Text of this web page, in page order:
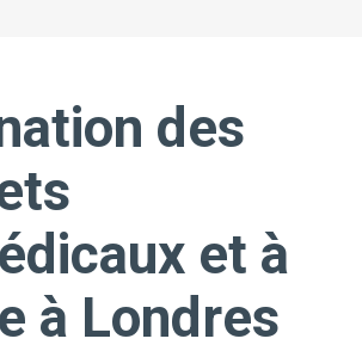
des
et à
à Londres